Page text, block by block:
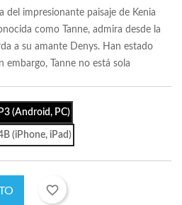
del impresionante paisaje de Kenia
como Tanne, admira desde la
a su amante Denys. Han estado
embargo, Tanne no está sola
(Android, PC)
(iPhone, iPad)
favorite_border